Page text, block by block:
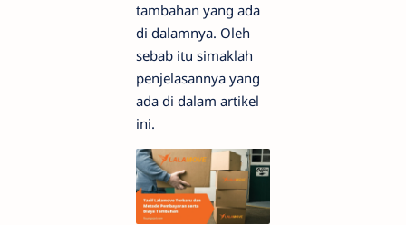
tambahan yang ada
di dalamnya. Oleh
sebab itu simaklah
penjelasannya yang
ada di dalam artikel
ini.